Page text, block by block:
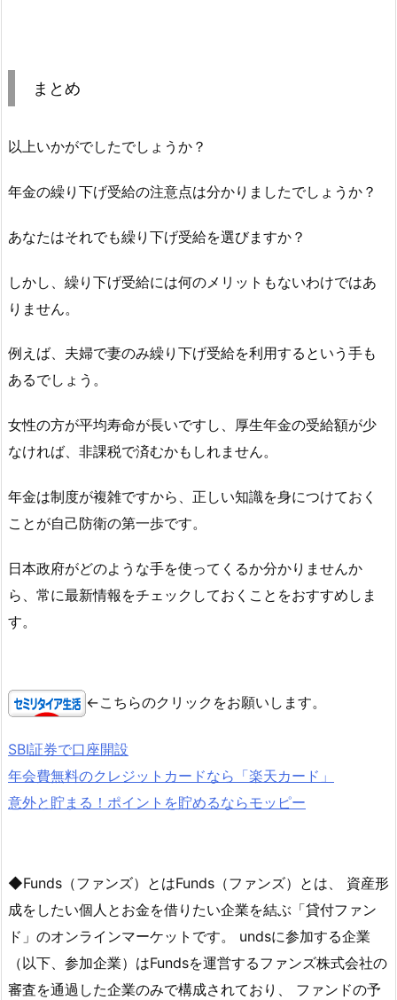
まとめ
以上いかがでしたでしょうか？
年金の繰り下げ受給の注意点は分かりましたでしょうか？
あなたはそれでも繰り下げ受給を選びますか？
しかし、繰り下げ受給には何のメリットもないわけではあ
りません。
例えば、夫婦で妻のみ繰り下げ受給を利用するという手も
あるでしょう。
女性の方が平均寿命が長いですし、厚生年金の受給額が少
なければ、非課税で済むかもしれません。
年金は制度が複雑ですから、正しい知識を身につけておく
ことが自己防衛の第一歩です。
日本政府がどのような手を使ってくるか分かりませんか
ら、常に最新情報をチェックしておくことをおすすめしま
す。
←こちらのクリックをお願いします。
SBI証券で口座開設
年会費無料のクレジットカードなら「楽天カード」
意外と貯まる！ポイントを貯めるならモッピー
◆Funds（ファンズ）とはFunds（ファンズ）とは、 資産形
成をしたい個人とお金を借りたい企業を結ぶ「貸付ファン
ド」のオンラインマーケットです。 undsに参加する企業
（以下、参加企業）はFundsを運営するファンズ株式会社の
審査を通過した企業のみで構成されており、 ファンドの予